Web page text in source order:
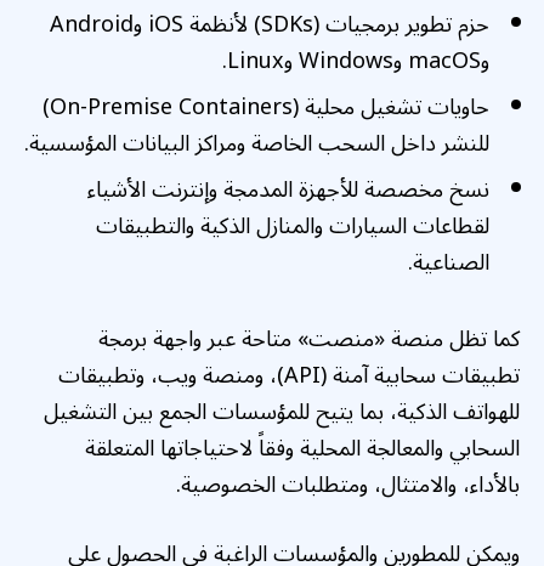
حزم تطوير برمجيات (SDKs) لأنظمة iOS وAndroid
وmacOS وWindows وLinux.
حاويات تشغيل محلية (On-Premise Containers)
للنشر داخل السحب الخاصة ومراكز البيانات المؤسسية.
نسخ مخصصة للأجهزة المدمجة وإنترنت الأشياء
لقطاعات السيارات والمنازل الذكية والتطبيقات
الصناعية.
كما تظل منصة «منصت» متاحة عبر واجهة برمجة
تطبيقات سحابية آمنة (API)، ومنصة ويب، وتطبيقات
للهواتف الذكية، بما يتيح للمؤسسات الجمع بين التشغيل
السحابي والمعالجة المحلية وفقاً لاحتياجاتها المتعلقة
بالأداء، والامتثال، ومتطلبات الخصوصية.
ويمكن للمطورين والمؤسسات الراغبة في الحصول على